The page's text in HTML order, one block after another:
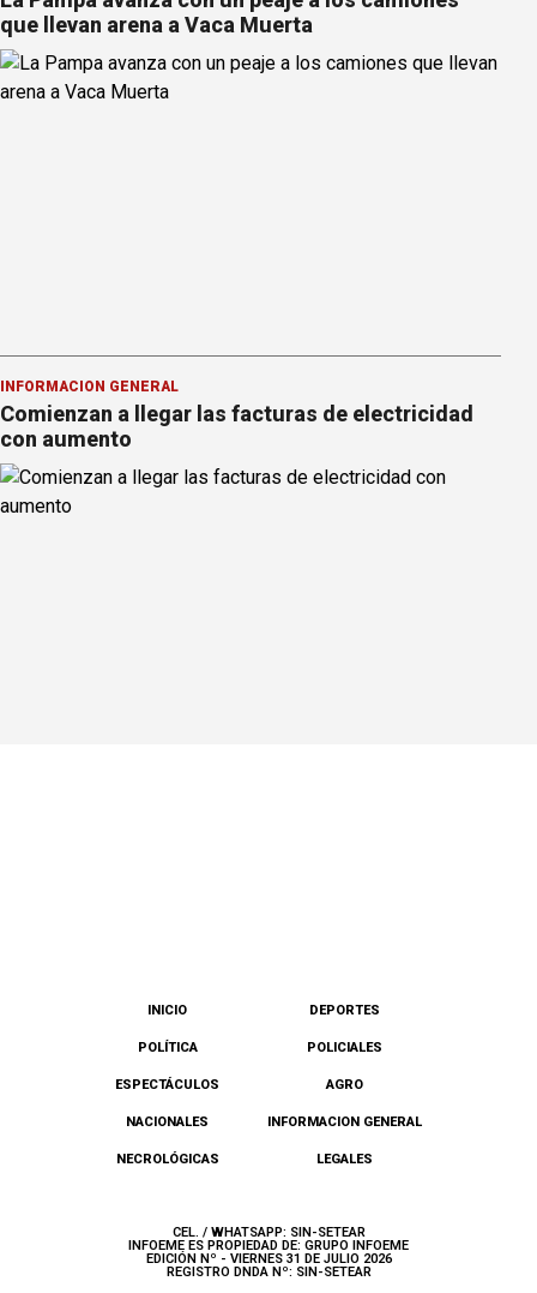
que llevan arena a Vaca Muerta
INFORMACION GENERAL
Comienzan a llegar las facturas de electricidad
con aumento
INICIO DEPORTES
POLÍTICA POLICIALES
ESPECTÁCULOS AGRO
NACIONALES INFORMACION GENERAL
NECROLÓGICAS LEGALES
CEL. / WHATSAPP: SIN-SETEAR
INFOEME ES PROPIEDAD DE: GRUPO INFOEME
EDICIÓN Nº - VIERNES 31 DE JULIO 2026
REGISTRO DNDA Nº: SIN-SETEAR